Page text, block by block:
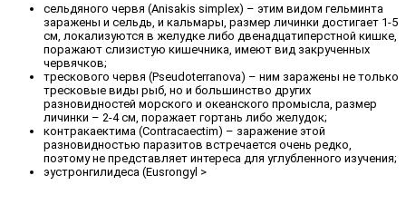
сельдяного червя (Anisakis simplex) – этим видом гельминта
заражены и сельдь, и кальмары, размер личинки достигает 1-5
см, локализуются в желудке либо двенадцатиперстной кишке,
поражают слизистую кишечника, имеют вид закрученных
червячков;
трескового червя (Pseudoterranova) – ним заражены не только
тресковые виды рыб, но и большинство других
разновидностей морского и океанского промысла, размер
личинки – 2-4 см, поражает гортань либо желудок;
контракаектима (Сontracaectim) – заражение этой
разновидностью паразитов встречается очень редко,
поэтому не представляет интереса для углубленного изучения;
эустронгилидеса (Eusrongyl >